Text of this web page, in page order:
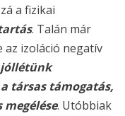
a fizikai
. Talán már
az izoláció negatív
társas támogatás,
megélése. Utóbbiak